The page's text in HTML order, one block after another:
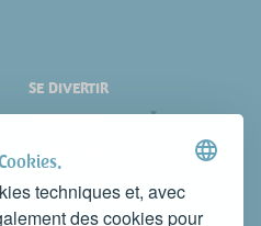
techniques et, avec
des cookies pour
SE DIVERTIR
ÉVÉNEMENTS
NEWS
WEB TV